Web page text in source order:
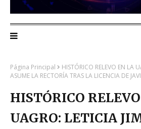
Página Principal
HISTÓRICO RELEVO EN LA
ASUME LA RECTORÍA TRAS LA LICENCIA DE
HISTÓRICO
UAGRO: LETICIA